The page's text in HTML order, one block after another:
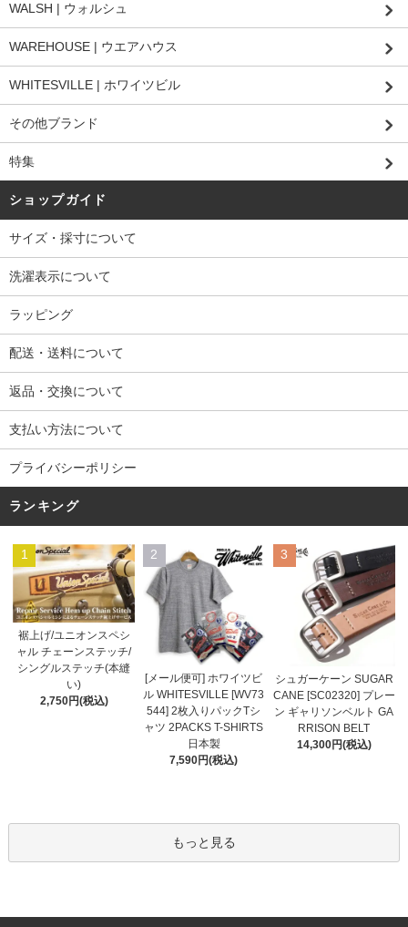
WALSH | ウォルシュ
WAREHOUSE | ウエアハウス
WHITESVILLE | ホワイツビル
その他ブランド
特集
ショップガイド
サイズ・採寸について
洗濯表示について
ラッピング
配送・送料について
返品・交換について
支払い方法について
プライバシーポリシー
ランキング
1
裾上げ/ユニオンスペシ
ャル チェーンステッチ/
シングルステッチ(本縫
い)
2,750円(税込)
2
[メール便可] ホワイツビ
ル WHITESVILLE [WV73
544] 2枚入りパックTシ
ャツ 2PACKS T-SHIRTS
日本製
7,590円(税込)
3
シュガーケーン SUGAR
CANE [SC02320] プレー
ン ギャリソンベルト GA
RRISON BELT
14,300円(税込)
もっと見る